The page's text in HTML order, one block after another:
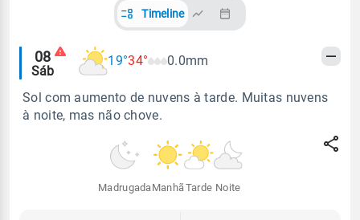
Timeline
Alertas
meteorológicos
08
Sáb
19°34° 0.0mm
Sol com aumento de nuvens à tarde. Muitas nuvens
à noite, mas não chove.
Madrugada Manhã Tarde Noite